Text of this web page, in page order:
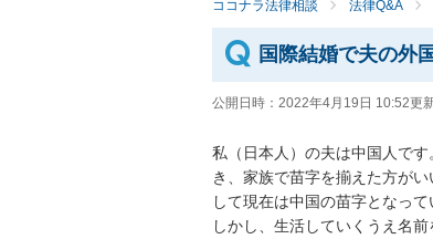
ココナラ法律相談 法律Q&A
国際結婚で夫の外
公開日時： 2022年4月19日 10:52更
私（日本人）の夫は中国人で
き、家族で苗字を揃えた方が
して現在は中国の苗字となって
しかし、生活していくうえ名